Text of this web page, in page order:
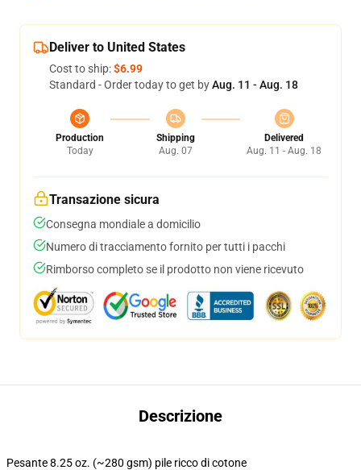
Deliver to United States
Cost to ship:$6.99
Standard - Order today to get byAug. 11 - Aug. 18
Production
Today
Shipping
Aug. 07
Delivered
Aug. 11 - Aug. 18
Transazione sicura
Consegna mondiale a domicilio
Numero di tracciamento fornito per tutti i pacchi
Rimborso completo se il prodotto non viene ricevuto
Descrizione
Pesante 8.25 oz. (~280 gsm) pile ricco di cotone